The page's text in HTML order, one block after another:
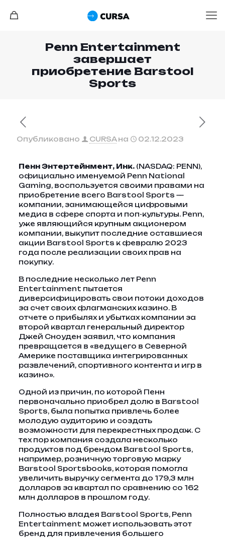
Penn Entertainment
завершает
приобретение Barstool
Sports
Опубликовано CURSA на 02.12.2023
Пенн Энтертейнмент, Инк.(NASDAQ: PENN),
официально именуемой Penn National
Gaming, воспользуется своими правами на
приобретение всего Barstool Sports —
компании, занимающейся цифровыми
медиа в сфере спорта и поп-культуры. Penn,
уже являющийся крупным акционером
компании, выкупит последние оставшиеся
акции Barstool Sports к февралю 2023
года после реализации своих прав на
покупку.
В последние несколько лет Penn
Entertainment пытается
диверсифицировать свои потоки доходов
за счет своих флагманских казино. В
отчете о прибылях и убытках компании за
второй квартал генеральный директор
Джей Сноуден заявил, что компания
превращается в «ведущего в Северной
Америке поставщика интегрированных
развлечений, спортивного контента и игр в
казино».
Одной из причин, по которой Пенн
первоначально приобрел долю в Barstool
Sports, была попытка привлечь более
молодую аудиторию и создать
возможности для перекрестных продаж. С
тех пор компания создала несколько
продуктов под брендом Barstool Sports,
например, розничную торговую марку
Barstool Sportsbooks, которая помогла
увеличить выручку сегмента до 179,3 млн
долларов за квартал по сравнению со 162
млн долларов в прошлом году.
Полностью владея Barstool Sports, Penn
Entertainment может использовать этот
бренд для привлечения большего